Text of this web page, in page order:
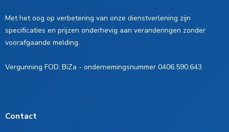
Met het oog op verbetering van onze dienstverlening zijn
specificaties en prijzen onderhevig aan veranderingen zonder
voorafgaande melding.
Vergunning FOD. BiZa - ondernemingsnummer 0406.590.643
Contact